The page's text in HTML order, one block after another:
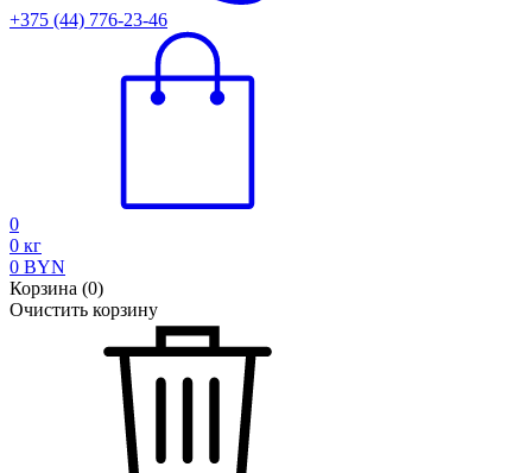
+375 (44) 776-23-46
0
0 кг
0 BYN
Корзина (0)
Очистить корзину